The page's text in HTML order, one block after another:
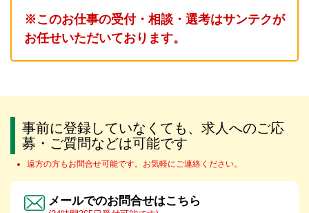
※このお仕事の受付・相談・選考はサンテクが
お任せいただいております。
事前に登録していなくても、求人へのご応
募・ご質問などは可能です
遠方の方もお問合せ可能です。お気軽にご連絡ください。
メールでのお問合せはこちら